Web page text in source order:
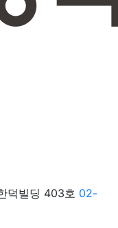
덕빌딩 403호 02-